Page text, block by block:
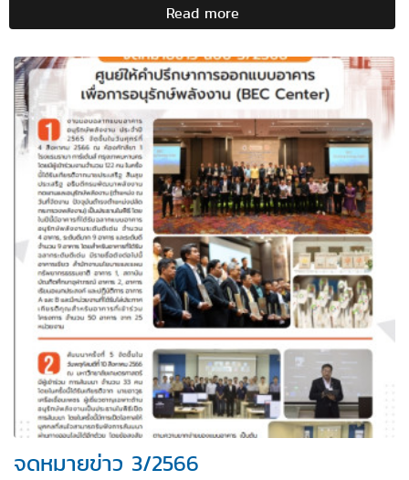
Read more
เปิด
รับ
สมัคร
"หลักสูตร
ผู้
ตรวจ
ประเมิน
ใน
การ
ออกแบบ
ก่อสร้าง
หรือ
ดัดแปลง
อาคาร
เพื่อ
การ
อนุรักษ์
พลังงาน"
หรือ
BEC
Auditor
จดหมายข่าว 3/2566